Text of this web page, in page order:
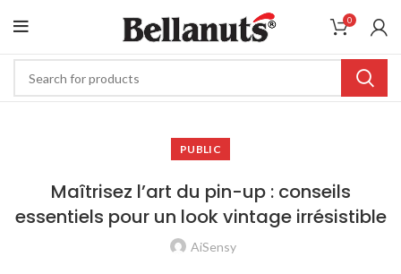
0
PUBLIC
Maîtrisez l’art du pin-up : conseils
essentiels pour un look vintage irrésistible
AiSensy